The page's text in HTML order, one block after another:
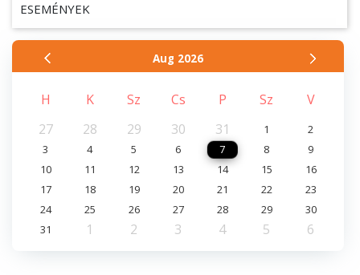
ESEMÉNYEK
Aug 2026
H K Sz Cs P Sz
V
27
28 29 30 31 1
2
3
4 5 6 7 8
9
10
11 12 13 14 15
16
17
18 19 20 21 22
23
24
25 26 27 28 29
30
31
1 2 3 4 5 6